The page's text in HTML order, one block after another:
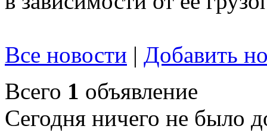
Все новости | Добавить
Всего 1 объявление
Сегодня ничего не было